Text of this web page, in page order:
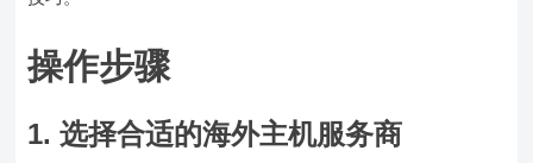
操作步骤
1. 选择合适的海外主机服务商